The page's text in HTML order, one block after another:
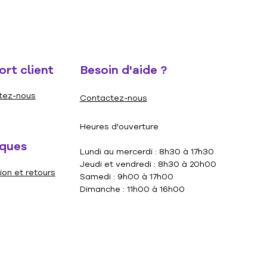
de 1500 morceaux de Pierre
client
nous
et retours
Besoin d'aide ?
Contactez-nous
Heures d'ouverture
Lundi au mercerdi : 8h30 à 17h30
Jeudi et vendredi : 8h30 à 20h00
Samedi : 9h00 à 17h00
Dimanche : 11h00 à 16h00